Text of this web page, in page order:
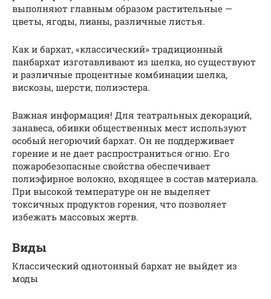
выполняют главным образом растительные —
цветы, ягоды, лианы, различные листья.
Как и бархат, «классический» традиционный
панбархат изготавливают из шелка, но существуют
и различные процентные комбинации шелка,
вискозы, шерсти, полиэстера.
Важная информация! Для театральных декораций,
занавеса, обивки общественных мест используют
особый негорючий бархат. Он не поддерживает
горение и не дает распространиться огню. Его
пожаробезопасные свойства обеспечивает
полиэфирное волокно, входящее в состав материала.
При высокой температуре он не выделяет
токсичных продуктов горения, что позволяет
избежать массовых жертв.
Виды
Классический однотонный бархат не выйдет из
моды